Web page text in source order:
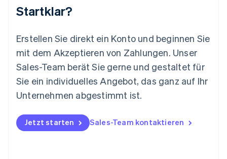
Startklar?
Erstellen Sie direkt ein Konto und beginnen Sie
mit dem Akzeptieren von Zahlungen. Unser
Sales-Team berät Sie gerne und gestaltet für
Sie ein individuelles Angebot, das ganz auf Ihr
Unternehmen abgestimmt ist.
Jetzt starten Sales-Team kontaktieren
English
Español English
Neuseeland
English
Niederlande
Norwegen
English
DeutschEnglish
Polen